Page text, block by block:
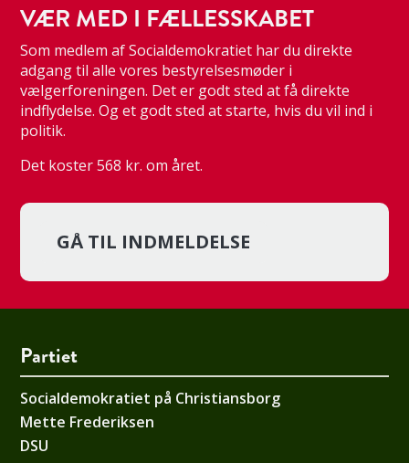
VÆR MED I FÆLLESSKABET
Som medlem af Socialdemokratiet har du direkte
adgang til alle vores bestyrelsesmøder i
vælgerforeningen. Det er godt sted at få direkte
indflydelse. Og et godt sted at starte, hvis du vil ind i
politik.
Det koster 568 kr. om året.
GÅ TIL INDMELDELSE
Partiet
Socialdemokratiet på Christiansborg
Mette Frederiksen
DSU